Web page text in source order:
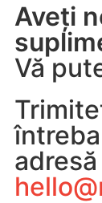
Aveți
Vă